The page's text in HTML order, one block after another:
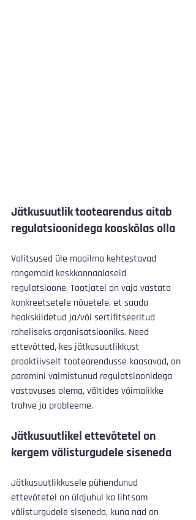
Jätkusuutlik tootearendus aitab
regulatsioonidega kooskõlas olla
Valitsused üle maailma kehtestavad
rangemaid keskkonnaalaseid
regulatsioone. Tootjatel on vaja vastata
konkreetsetele nõuetele, et saada
heakskiidetud ja/või sertifitseeritud
roheliseks organisatsiooniks. Need
ettevõtted, kes jätkusuutlikkust
proaktiivselt tootearendusse kaasavad, on
paremini valmistunud regulatsioonidega
vastavuses olema, vältides võimalikke
trahve ja probleeme.
Jätkusuutlikel ettevõtetel on
kergem välisturgudele siseneda
Jätkusuutlikkusele pühendunud
ettevõtetel on üldjuhul ka lihtsam
välisturgudele siseneda, kuna nad on